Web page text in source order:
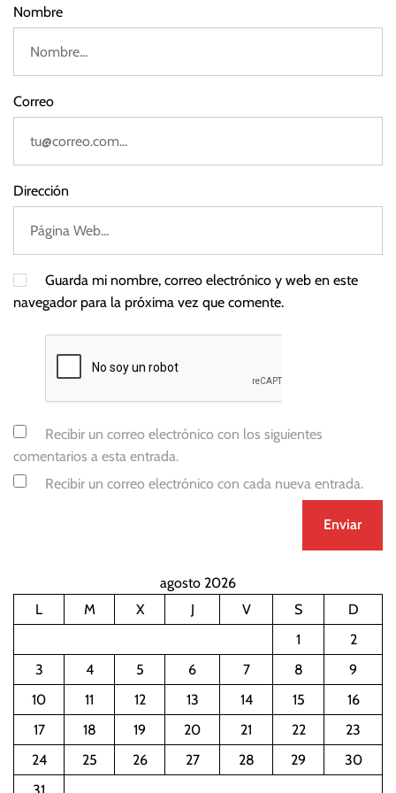
Nombre
Correo
Dirección
Guarda mi nombre, correo electrónico y web en este
navegador para la próxima vez que comente.
Recibir un correo electrónico con los siguientes
comentarios a esta entrada.
Recibir un correo electrónico con cada nueva entrada.
agosto 2026
L
M X J V S
D
1
2
3
4 5 6 7 8
9
10
11 12 13 14 15
16
17
18 19 20 21 22
23
24
25 26 27 28 29
30